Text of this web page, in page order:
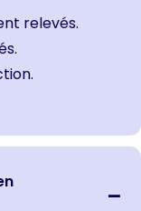
relevés.